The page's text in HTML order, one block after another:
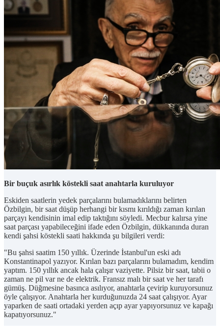
Bir buçuk asırlık köstekli saat anahtarla kuruluyor
Eskiden saatlerin yedek parçalarını bulamadıklarını belirten
Özbilgin, bir saat düşüp herhangi bir kısmı kırıldığı zaman kırılan
parçayı kendisinin imal edip taktığını söyledi. Mecbur kalırsa yine
saat parçası yapabileceğini ifade eden Özbilgin, dükkanında duran
kendi şahsi köstekli saati hakkında şu bilgileri verdi:
"Bu şahsi saatim 150 yıllık. Üzerinde İstanbul'un eski adı
Konstantinapol yazıyor. Kırılan bazı parçalarını bulamadım, kendim
yaptım. 150 yıllık ancak hala çalışır vaziyette. Pilsiz bir saat, tabii o
zaman ne pil var ne de elektrik. Fransız malı bir saat ve her tarafı
gümüş. Düğmesine basınca asılıyor, anahtarla çevirip kuruyorsunuz
öyle çalışıyor. Anahtarla her kurduğunuzda 24 saat çalışıyor. Ayar
yaparken de saati ortadaki yerden açıp ayar yapıyorsunuz ve kapağı
kapatıyorsunuz."